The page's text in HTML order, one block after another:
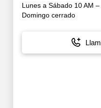
Lunes a Sábado 10 AM –
Domingo cerrado